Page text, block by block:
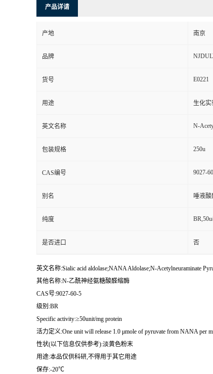
产品详请
产地 南京
品牌
货号 E0221
用途 生化实
英文名称 N-
包装规格 250u
CAS编号 9027-
别名 唾液酸
纯度
是否进口 否
英文名称:Sialic acid aldolase;NANA Aldolase;N-Acetylneuraminate
其他名称:N-乙酰神经氨糖酸醛缩酶
CAS号:9027-60-5
级别:BR
Specific activity:≥50unit/mg protein
活力定义:One unit will release 1.0 μmole of pyruvate from NANA per
性状(以下信息仅供参考):淡黄色粉末
用途:本品仅供科研,不得用于其它用途
保存:-20℃